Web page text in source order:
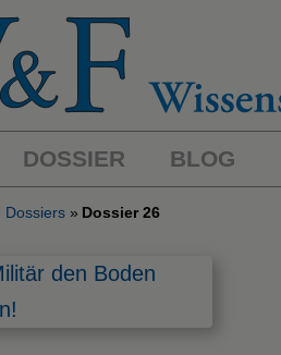
DOSSIER BLOG
Dossiers Dossier 26